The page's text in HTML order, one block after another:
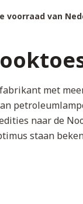
voorraad van
met
naar de
staan